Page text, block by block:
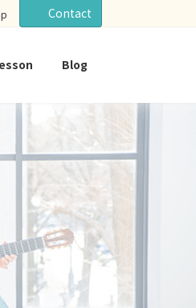
Contact
Blog